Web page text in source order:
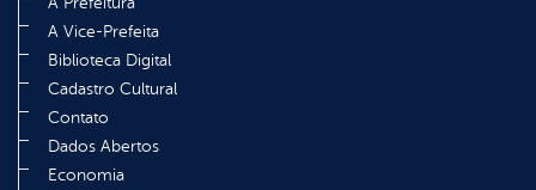
A Vice-Prefeita
Biblioteca Digital
Cadastro Cultural
Contato
Dados Abertos
Economia